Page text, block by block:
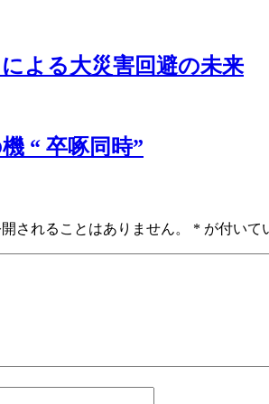
による大災害回避の未来
“ 卒啄同時”
されることはありません。 * が付いて